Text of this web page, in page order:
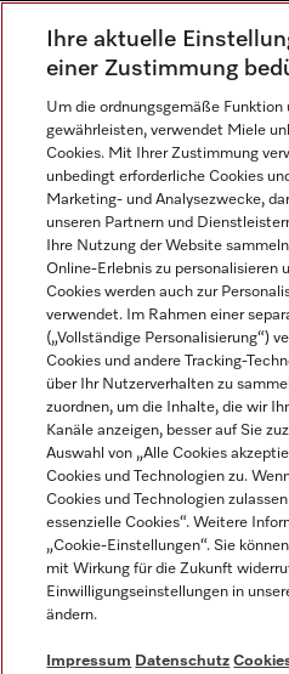
Newsletter
Sprache
DEUTSCH
Impressum
Datenschutz
Miele auf YoutubeMiele auf Instagram
Miele auf Facebook
Miele auf
Ihre aktuelle
einer Zustimmung
Um die ordnungsgemäße Funktion
gewährleisten, verwendet Miele
Cookies. Mit Ihrer Zustimmung
unbedingt erforderliche Cookies
Marketing- und Analysezwecke,
unseren Partnern und
Ihre Nutzung der Website
Online-Erlebnis zu personalisieren
Cookies werden auch zur
verwendet. Im Rahmen einer
(„Vollständige Personalisierung“)
Cookies und andere Tracking-
über Ihr Nutzerverhalten zu
zuordnen, um die Inhalte, die wir
Kanäle anzeigen, besser auf Sie
Auswahl von „Alle Cookies
Cookies und Technologien zu.
Cookies und Technologien
essenzielle Cookies“. Weitere
„Cookie-Einstellungen“. Sie
mit Wirkung für die Zukunft
Einwilligungseinstellungen in
ändern.
Impressum Datenschutz